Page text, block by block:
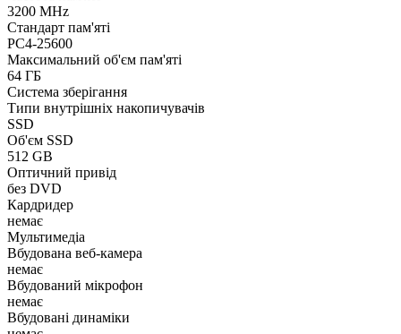
3200 MHz
Стандарт пам'яті
PC4-25600
Максимальний об'єм пам'яті
64 ГБ
Система зберігання
Типи внутрішніх накопичувачів
SSD
Об'єм SSD
512 GB
Оптичний привід
без DVD
Кардридер
немає
Мультимедіа
Вбудована веб-камера
немає
Вбудований мікрофон
немає
Вбудовані динаміки